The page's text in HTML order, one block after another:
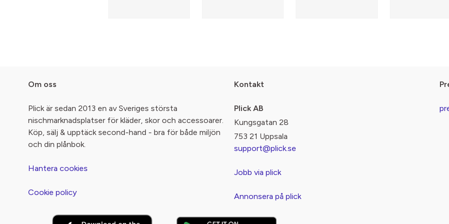
Om oss
Plick är sedan 2013 en av Sveriges största
nischmarknadsplatser för kläder, skor och accessoarer.
Köp, sälj & upptäck second-hand - bra för både miljön
och din plånbok.
Hantera cookies
Cookie policy
Kontakt
Plick AB
Kungsgatan 28
753 21 Uppsala
support@plick.se
Jobb via plick
Annonsera på plick